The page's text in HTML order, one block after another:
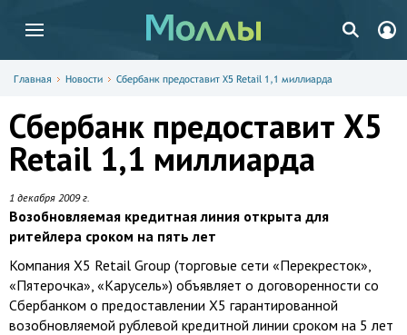
Главная Новости Сбербанк предоставит X5 Retail 1,1 миллиарда
Сбербанк предоставит X5
Retail 1,1 миллиарда
1 декабря 2009 г.
Возобновляемая кредитная линия открыта для
ритейлера сроком на пять лет
Компания X5 Retail Group (торговые сети «Перекресток»,
«Пятерочка», «Карусель») объявляет о договоренности со
Сбербанком о предоставлении X5 гарантированной
возобновляемой рублевой кредитной линии сроком на 5 лет